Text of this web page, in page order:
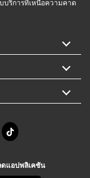
แอปพลิเคชัน